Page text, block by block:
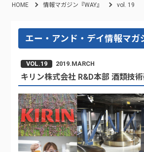
HOME 情報マガジン『WAY』 vol. 19
エー・アンド・デイ情報マガ
VOL.19 2019.MARCH
キリン株式会社 R&D本部 酒類技